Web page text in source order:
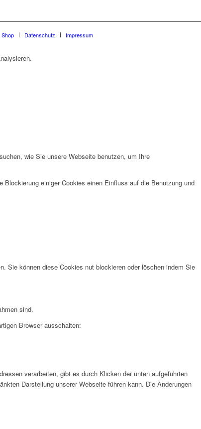
Shop Datenschutz Impressum
wie Sie unsere Webseite benutzen, um Ihre
einiger Cookies einen Einfluss auf die Benutzung und
Sie können diese Cookies nut blockieren oder löschen indem Sie
sind.
Browser ausschalten:
verarbeiten, gibt es durch Klicken der unten aufgeführten
Darstellung unserer Webseite führen kann. Die Änderungen